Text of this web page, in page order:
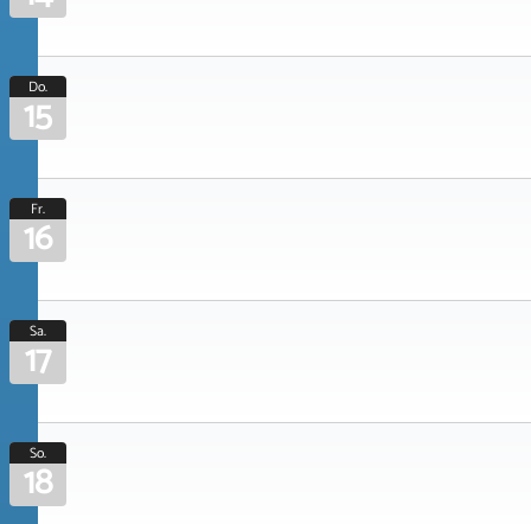
Do.
15
Fr.
16
Sa.
17
So.
18